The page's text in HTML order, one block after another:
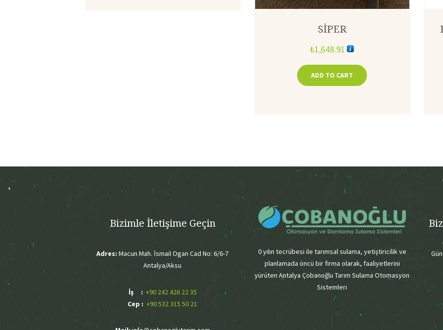
SİPER
₺1,648.91
ADD TO CART
Bizimle İletişime Geçin
Adres: Macun Mah. İsmail Ogan Cad No: 6/6-7
Antalya/Aksu
İş : +90 242 426 22 35
Cep : +90 532 315 50 21
0 yılın tecrübesi ile tarımsal sulama, yetiştiricilik ve
planlamada öncü bir firma olarak, faaliyetlerini
yürüten Antalya Çobanoğlu Tarım Sulama Otomasyon
Sistemleri